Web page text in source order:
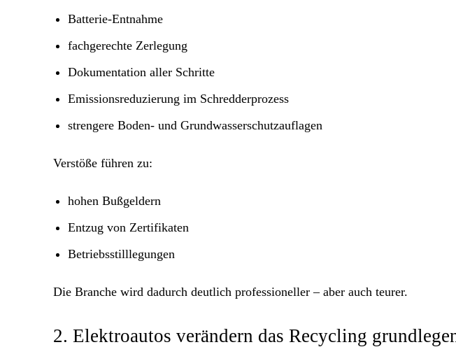
Batterie-Entnahme
fachgerechte Zerlegung
Dokumentation aller Schritte
Emissionsreduzierung im Schredderprozess
strengere Boden- und Grundwasserschutzauflagen
Verstöße führen zu:
hohen Bußgeldern
Entzug von Zertifikaten
Betriebsstilllegungen
Die Branche wird dadurch deutlich professioneller – aber auch teurer.
2. Elektroautos verändern das Recycling